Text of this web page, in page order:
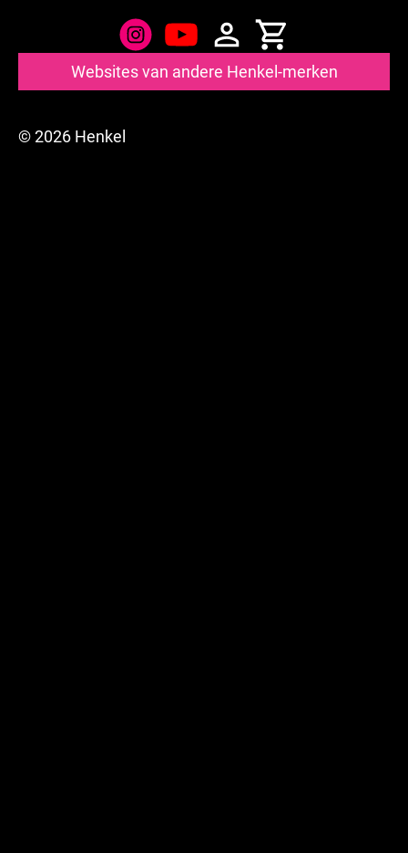
Websites van andere Henkel-merken
© 2026 Henkel